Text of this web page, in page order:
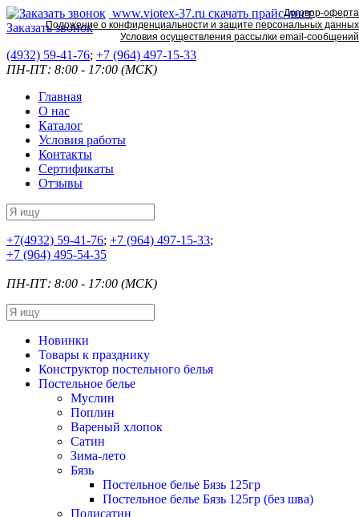
www.viotex-37.ru скачать прайс-лист
Заказать звонок
(4932) 59-41-76; +7 (964) 497-15-33
ПН-ПТ: 8:00 - 17:00 (МСК)
Главная
О нас
Каталог
Условия работы
Контакты
Сертификаты
Отзывы
+7(4932) 59-41-76; +7 (964) 497-15-33;
+7 (964) 495-54-35
ПН-ПТ: 8:00 - 17:00 (МСК)
Новинки
Товары к празднику
Конструктор постельного белья
Постельное белье
Муслин
Поплин
Вареный хлопок
Сатин
Зима-лето
Бязь
Постельное белье Бязь 125гр
Постельное белье Бязь 125гр (без шва)
Полисатин
Договор-оферта
Положение о конфиденциальности и защите персональных данных
Условия осуществления рассылки email-сообщений